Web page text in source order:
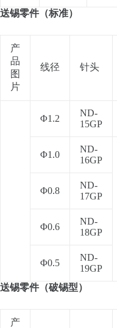
送锡零件（标准）
产
品
图
片
线径 针头
Φ1.2
ND-
15GP
Φ1.0
ND-
16GP
Φ0.8
ND-
17GP
Φ0.6
ND-
18GP
Φ0.5
ND-
19GP
送锡零件（破锡型）
产